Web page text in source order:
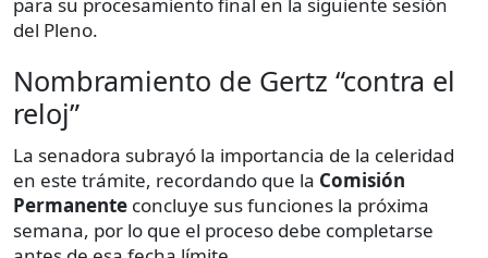
del Pleno.
Nombramiento de Gertz “contra el
reloj”
La senadora subrayó la importancia de la celeridad
en este trámite, recordando que la Comisión
Permanente concluye sus funciones la próxima
semana, por lo que el proceso debe completarse